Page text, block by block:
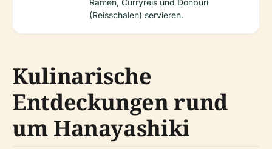
Ramen, Curryreis und Donburi
(Reisschalen) servieren.
Kulinarische
Entdeckungen rund
um Hanayashiki